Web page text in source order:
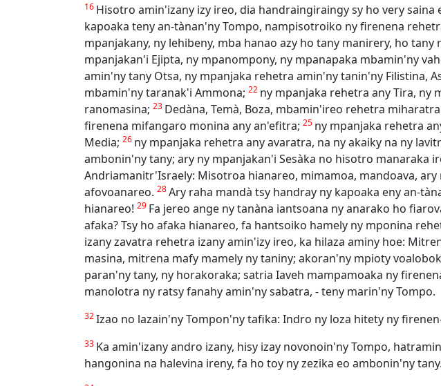
16 Hisotro amin'izany izy ireo, dia handraingiraingy sy ho very
kapoaka teny an-tànan'ny Tompo, nampisotroiko ny firenena
mpanjakany, ny lehibeny, mba hanao azy ho tany manirery, ho
mpanjakan'i Ejipta, ny mpanompony, ny mpanapaka mbamin'ny
amin'ny tany Otsa, ny mpanjaka rehetra amin'ny tanin'ny Filistina,
mbamin'ny taranak'i Ammona; 22 ny mpanjaka rehetra any Tira, ny
ranomasina; 23 Dedàna, Temà, Boza, mbamin'ireo rehetra
firenena mifangaro monina any an'efitra; 25 ny mpanjaka rehetra
Media; 26 ny mpanjaka rehetra any avaratra, na ny akaiky na ny
ambonin'ny tany; ary ny mpanjakan'i Sesàka no hisotro manaraka
Andriamanitr'Israely: Misotroa hianareo, mimamoa, mandoava,
afovoanareo. 28Ary raha mandà tsy handray ny kapoaka eny an-
hianareo! 29 Fa jereo ange ny tanàna iantsoana ny anarako ho
afaka? Tsy ho afaka hianareo, fa hantsoiko hamely ny mponina
izany zavatra rehetra izany amin'izy ireo, ka hilaza aminy hoe:
masina, mitrena mafy mamely ny taniny; akoran'ny mpioty
paran'ny tany, ny horakoraka; satria Iaveh mampamoaka ny
manolotra ny ratsy fanahy amin'ny sabatra, - teny marin'ny Tompo.
32Izao no lazain'ny Tompon'ny tafika: Indro ny loza hitety ny
33 Ka amin'izany andro izany, hisy izay novonoin'ny Tompo,
hangonina na halevina ireny, fa ho toy ny zezika eo ambonin'ny tany.